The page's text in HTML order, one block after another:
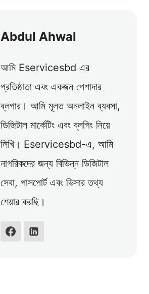
Abdul Ahwal
আমি Eservicesbd এর
প্রতিষ্ঠাতা এবং একজন পেশাদার
ব্লগার। আমি মূলত অনলাইন ব্যবসা,
ডিজিটাল মার্কেটিং এবং ব্লগিং নিয়ে
লিখি। Eservicesbd-এ, আমি
নাগরিকদের জন্য বিভিন্ন ডিজিটাল
সেবা, পাসপোর্ট এবং ভিসার তথ্য
শেয়ার করছি।